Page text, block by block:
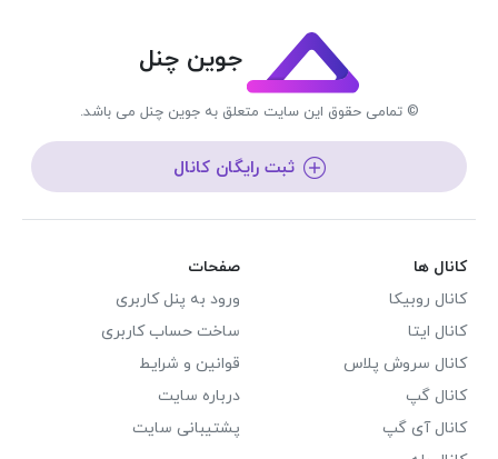
جوین چنل
© تمامی حقوق این سایت متعلق به جوین چنل می باشد.
ثبت رایگان کانال
کانال ها
کانال روبیکا
کانال ایتا
کانال سروش پلاس
کانال گپ
کانال آی گپ
صفحات
ورود به پنل کاربری
ساخت حساب کاربری
قوانین و شرایط
درباره سایت
پشتیبانی سایت